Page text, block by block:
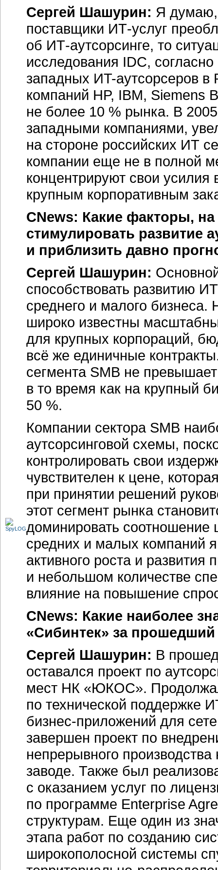
Сергей Шашурин: Я думаю,
поставщики ИТ-услуг
об ИТ-аутсорсинге, то
исследования IDC,
западных ИT-аутсорсеров в
компаний HP, IBM, Siemens
не более 10 % рынка. В
западными компаниями,
на стороне российских ИТ
компании еще не в полной
концентрируют свои усилия
крупным корпоративным
CNews: Какие факторы,
стимулировать развитие
и приблизить давно
Сергей Шашурин:
способствовать развитию
среднего и малого
широко известны
для крупных корпораций,
всё же единичные
сегмента SMВ не
в то время как на крупный
50 %.
Компании сектора SMB
аутсорсинговой схемы,
контролировать свои
чувствителен к цене,
при принятии решений
этот сегмент рынка
доминировать соотношение
средних и малых компаний
активного роста и развития
и небольшом количестве
влияние на повышение
CNews: Какие наиболее
«Сибинтек» за прошедший
Сергей Шашурин: В
оставался проект по
мест НК «ЮКОС».
по технической поддержке
бизнес-приложений для
завершен проект по
непрерывного
заводе. Также был
с оказанием услуг по
по программе Enterprise
структурам. Еще один из
этапа работ по созданию
широкополосной системы